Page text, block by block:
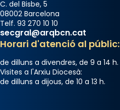
C. del Bisbe, 5
08002 Barcelona
Telf. 93 270 10 10
secgral@arqbcn.cat
Horari d'atenció al públic:
de dilluns a divendres, de 9 a 14 h.
Visites a l'Arxiu Diocesà:
de dilluns a dijous, de 10 a 13 h.